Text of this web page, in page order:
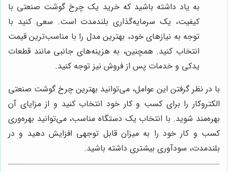
به یاد داشته باشید که خرید یک چرخ گوشت صنعتی با
کیفیت، یک سرمایه‌گذاری بلندمدت است. سعی کنید با
توجه به نیازهای خود، بهترین مدل را با مناسب‌ترین قیمت
انتخاب کنید. همچنین، به هزینه‌های جانبی مانند قطعات
یدکی و خدمات پس از فروش نیز توجه کنید.
با در نظر گرفتن این عوامل، می‌توانید بهترین چرخ گوشت صنعتی
الکتروکار را برای کسب و کار خود انتخاب کنید و از مزایای آن
بهره‌مند شوید. با انتخاب یک دستگاه مناسب، می‌توانید بهره‌وری
کسب و کار خود را به میزان قابل توجهی افزایش دهید و در
بلندمدت، سودآوری بیشتری داشته باشید.